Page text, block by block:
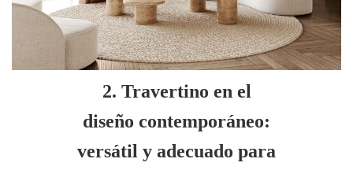
2. Travertino en el
diseño contemporáneo:
versátil y adecuado para